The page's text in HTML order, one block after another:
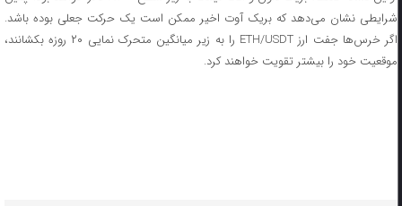
شرایطی نشان می‌دهد که بریک آوت اخیر ممکن است یک حرکت جعلی بوده باشد.
اگر خرس‌ها جفت ارز ETH/USDT را به زیر میانگین متحرک نمایی ۲۰ روزه بکشانند،
موقعیت خود را بیشتر تقویت خواهند کرد.